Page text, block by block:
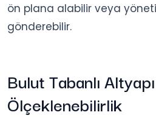
ön plana alabilir veya
gönderebilir.
Bulut Tabanlı
Ölçeklenebilirlik